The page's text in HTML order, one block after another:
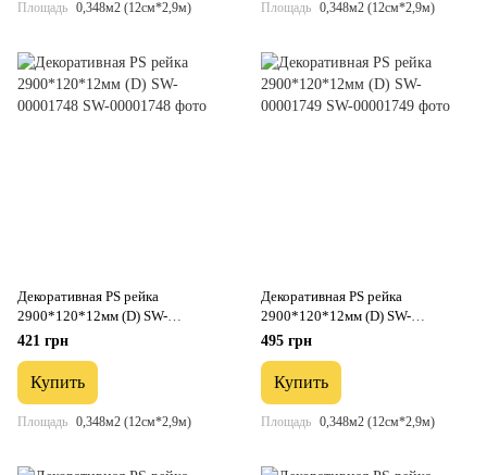
Площадь 0,348м2 (12см*2,9м) Площадь 0,348м2 (12см*2,9м)
Декоративная PS рейка
2900*120*12мм (D) SW-
00001748
421 грн
Купить
Площадь 0,348м2 (12см*2,9м)
Декоративная PS рейка
2900*120*12мм (D) SW-
00001749
495 грн
Купить
Площадь 0,348м2 (12см*2,9м)